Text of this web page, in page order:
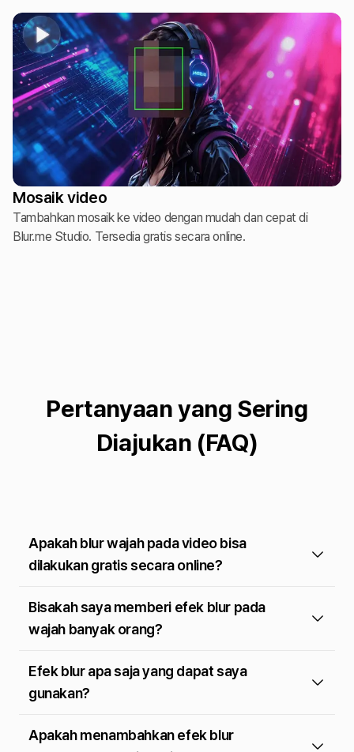
Mosaik video
Tambahkan mosaik ke video dengan mudah dan cepat di
Blur.me Studio. Tersedia gratis secara online.
Pertanyaan yang Sering
Diajukan (FAQ)
Apakah blur wajah pada video bisa
dilakukan gratis secara online?
Bisakah saya memberi efek blur pada
wajah banyak orang?
Efek blur apa saja yang dapat saya
gunakan?
Apakah menambahkan efek blur